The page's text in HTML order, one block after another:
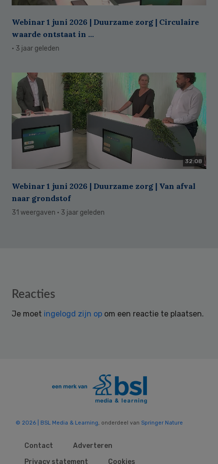
Webinar 1 juni 2026 | Duurzame zorg | Circulaire
waarde ontstaat in ...
· 3 jaar geleden
32:08
Webinar 1 juni 2026 | Duurzame zorg | Van afval
naar grondstof
31 weergaven · 3 jaar geleden
Reader
Reacties
Je moet ingelogd zijn op om een reactie te plaatsen.
© 2026 | BSL Media & Learning, onderdeel van Springer Nature
Contact
Adverteren
Privacy statement
Cookies